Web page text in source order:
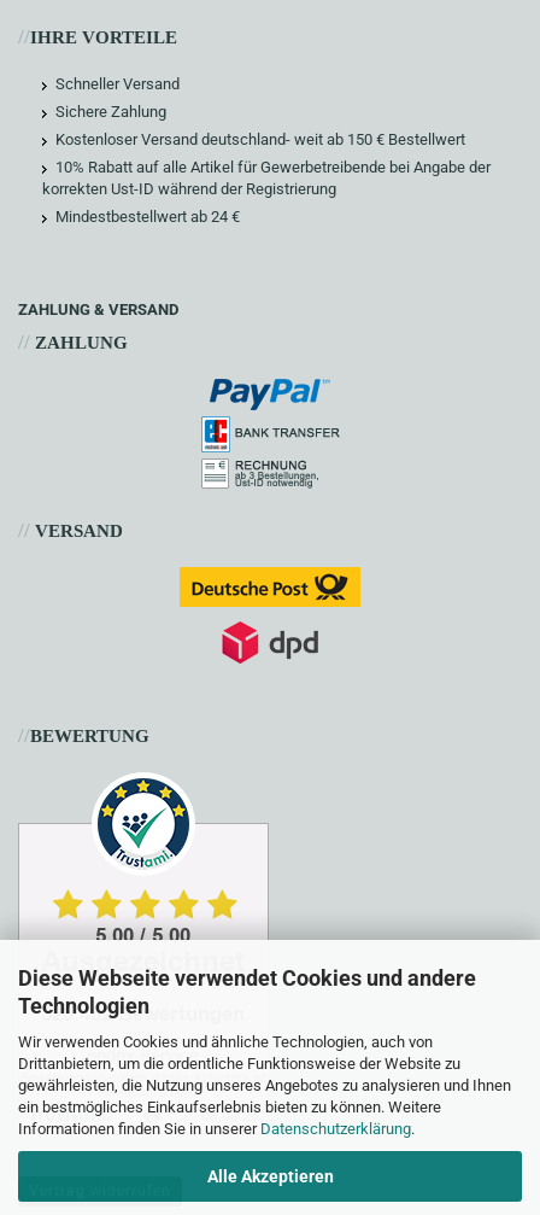
Diese Webseite verwendet Cookies und andere
Technologien
Wir verwenden Cookies und ähnliche Technologien, auch von
Drittanbietern, um die ordentliche Funktionsweise der Website zu
gewährleisten, die Nutzung unseres Angebotes zu analysieren und Ihnen
ein bestmögliches Einkaufserlebnis bieten zu können. Weitere
Informationen finden Sie in unserer Datenschutzerklärung.
Alle Akzeptieren
//IHRE VORTEILE
Schneller Versand
Sichere Zahlung
Kostenloser Versand deutschland- weit ab 150 € Bestellwert
10% Rabatt auf alle Artikel für Gewerbetreibende bei Angabe der
korrekten Ust-ID während der Registrierung
Mindestbestellwert ab 24 €
ZAHLUNG & VERSAND
// ZAHLUNG
// VERSAND
//BEWERTUNG